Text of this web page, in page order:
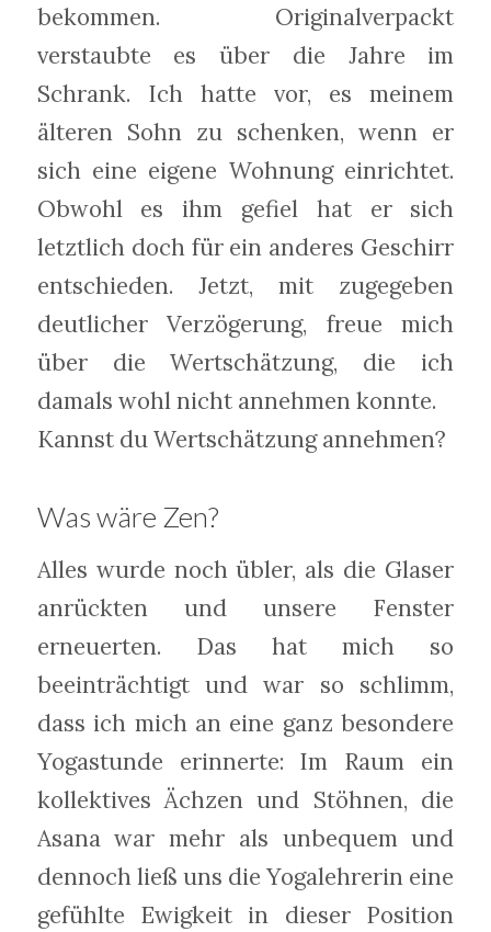
bekommen. Originalverpackt
verstaubte es über die Jahre im
Schrank. Ich hatte vor, es meinem
älteren Sohn zu schenken, wenn er
sich eine eigene Wohnung einrichtet.
Obwohl es ihm gefiel hat er sich
letztlich doch für ein anderes Geschirr
entschieden. Jetzt, mit zugegeben
deutlicher Verzögerung, freue mich
über die Wertschätzung, die ich
damals wohl nicht annehmen konnte.
Kannst du Wertschätzung annehmen?
Was wäre Zen?
Alles wurde noch übler, als die Glaser
anrückten und unsere Fenster
erneuerten. Das hat mich so
beeinträchtigt und war so schlimm,
dass ich mich an eine ganz besondere
Yogastunde erinnerte: Im Raum ein
kollektives Ächzen und Stöhnen, die
Asana war mehr als unbequem und
dennoch ließ uns die Yogalehrerin eine
gefühlte Ewigkeit in dieser Position